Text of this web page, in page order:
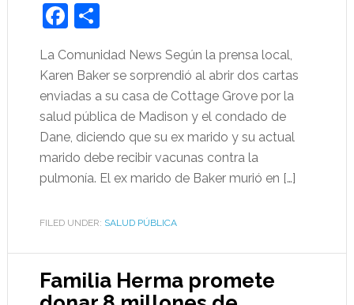
Facebook
Share
La Comunidad News Según la prensa local,
Karen Baker se sorprendió al abrir dos cartas
enviadas a su casa de Cottage Grove por la
salud pública de Madison y el condado de
Dane, diciendo que su ex marido y su actual
marido debe recibir vacunas contra la
pulmonía. El ex marido de Baker murió en […]
FILED UNDER: SALUD PÚBLICA
Familia Herma promete